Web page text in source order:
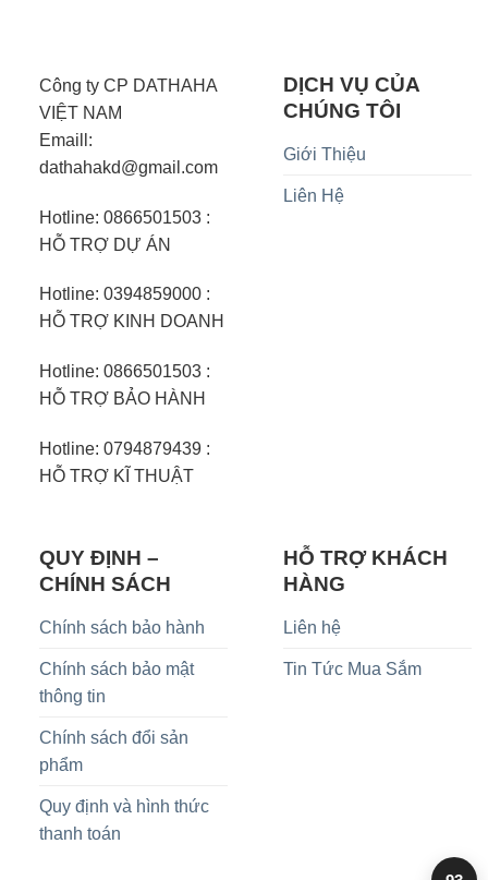
Công ty CP DATHAHA
VIỆT NAM
Emaill:
dathahakd@gmail.com
Hotline: 0866501503 :
HỖ TRỢ DỰ ÁN
Hotline: 0394859000 :
HỖ TRỢ KINH DOANH
Hotline: 0866501503 :
HỖ TRỢ BẢO HÀNH
Hotline: 0794879439 :
HỖ TRỢ KĨ THUẬT
DỊCH VỤ CỦA
CHÚNG TÔI
Giới Thiệu
Liên Hệ
QUY ĐỊNH –
CHÍNH SÁCH
Chính sách bảo hành
Chính sách bảo mật
thông tin
Chính sách đổi sản
phẩm
Quy định và hình thức
thanh toán
HỖ TRỢ KHÁCH
HÀNG
Liên hệ
Tin Tức Mua Sắm